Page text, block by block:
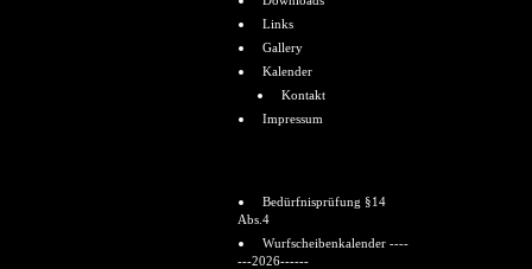
Links
Gallery
Kalender
Kontakt
Impressum
Bedürfnisprüfung §14
Abs.4
Wurfscheibenkalender ----
---2026------